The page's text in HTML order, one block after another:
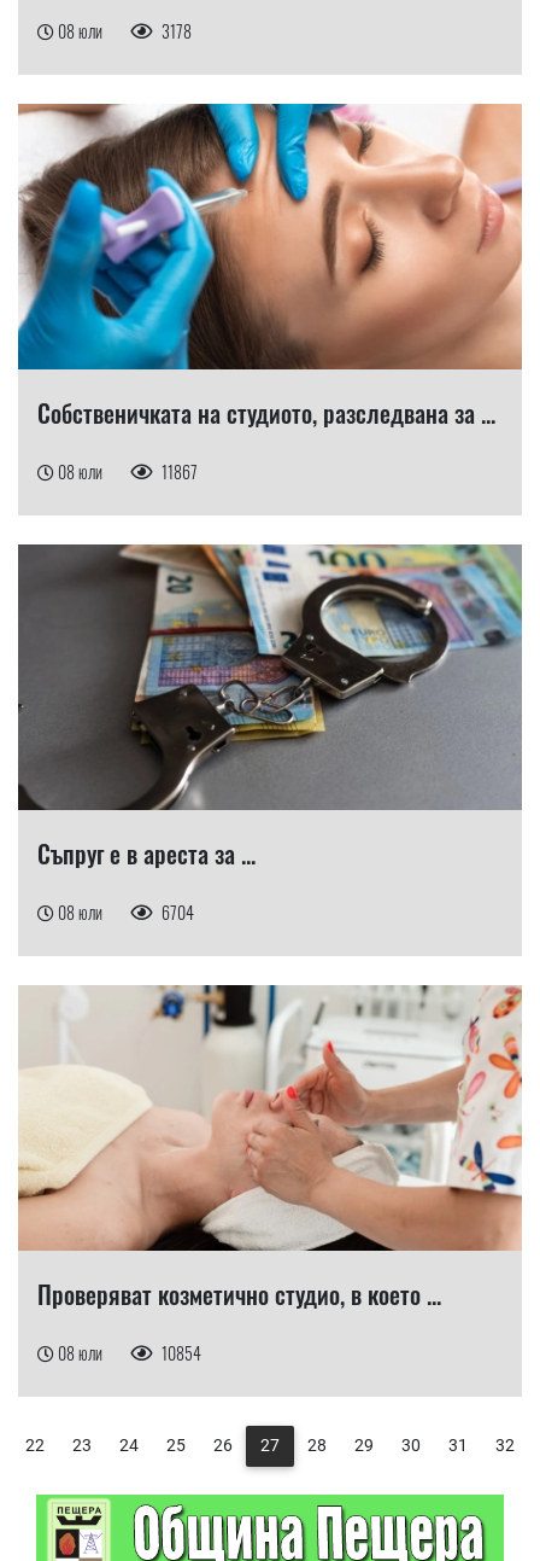
08 юли 3178
Собственичката на студиото, разследвана за ...
08 юли 11867
Съпруг е в ареста за ...
08 юли 6704
Проверяват козметично студио, в което ...
08 юли 10854
22 23 24 25 26 27 28 29 30 31 32